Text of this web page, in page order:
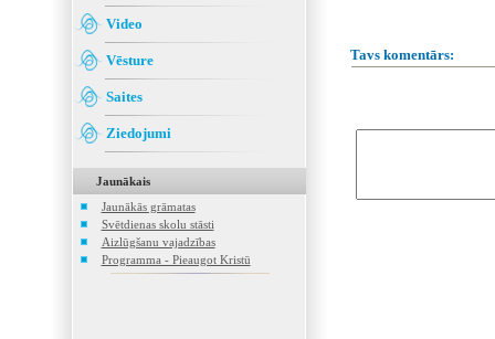
Video
Vēsture
Saites
Ziedojumi
Jaunākais
Jaunākās grāmatas
Svētdienas skolu stāsti
Aizlūgšanu vajadzības
Programma - Pieaugot Kristū
Tavs komentārs: